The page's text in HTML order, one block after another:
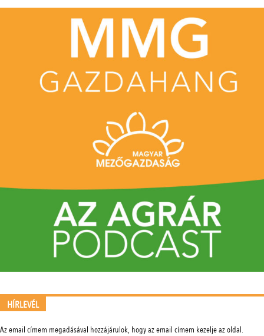
HÍRLEVÉL
Az email címem megadásával hozzájárulok, hogy az email címem kezelje az oldal.